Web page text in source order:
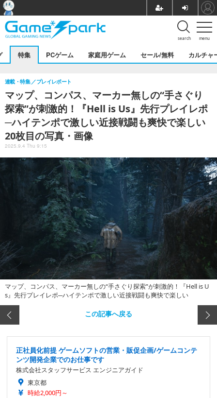
menu
search
特集 PCゲーム 家庭用ゲーム セール/無料 カルチャ
マップ、コンパス、マーカー無しの“手さぐり
探索”が刺激的！『Hell is Us』先行プレイレポ
─ハイテンポで激しい近接戦闘も爽快で楽しい
20枚目の写真・画像
連載・特集 プレイレポート
2025.9.4 Thu 9:15
マップ、コンパス、マーカー無しの“手さぐり探索”が刺激的！『Hell is U
s』先行プレイレポ─ハイテンポで激しい近接戦闘も爽快で楽しい
この記事へ戻る
正社員化前提 ゲームソフトの営業・販促企画/ゲームコンテ
ンツ開発企業でのお仕事です
株式会社スタッフサービス エンジニアガイド
東京都
時給2,000円～